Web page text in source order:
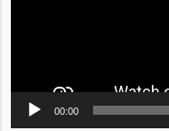
00:00